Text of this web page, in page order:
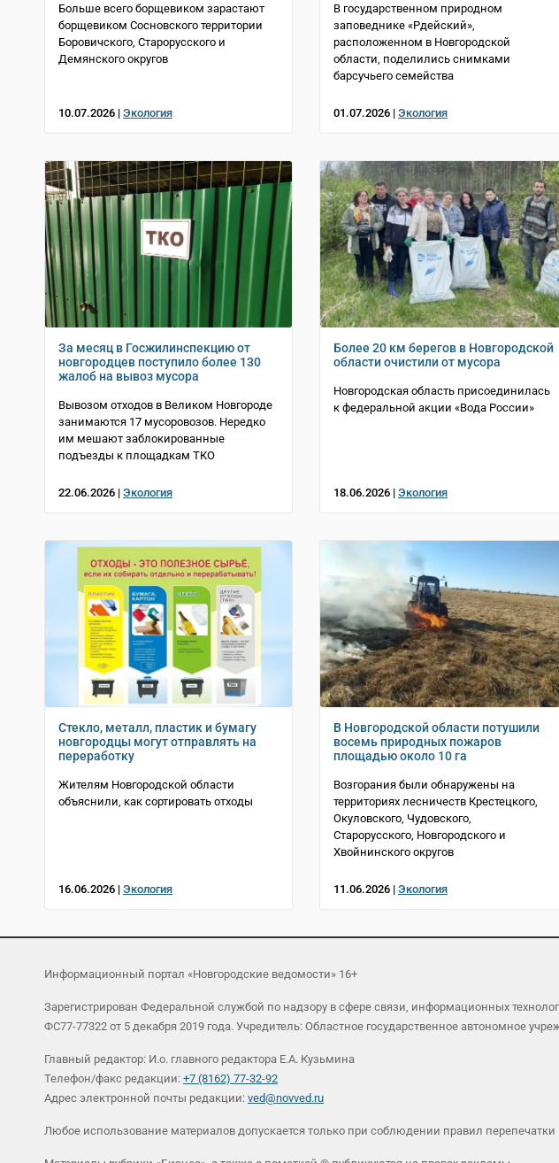
Больше всего борщевиком зарастают
борщевиком Сосновского территории
Боровичского, Старорусского и
Демянского округов
10.07.2026 | Экология
В государственном природном
заповеднике «Рдейский»,
расположенном в Новгородской
области, поделились снимками
барсучьего семейства
01.07.2026 | Экология
За месяц в Госжилинспекцию от
новгородцев поступило более 130
жалоб на вывоз мусора
Вывозом отходов в Великом Новгороде
занимаются 17 мусоровозов. Нередко
им мешают заблокированные
подъезды к площадкам ТКО
22.06.2026 | Экология
Более 20 км берегов в Новгородской
области очистили от мусора
Новгородская область присоединилась
к федеральной акции «Вода России»
18.06.2026 | Экология
Стекло, металл, пластик и бумагу
новгородцы могут отправлять на
переработку
Жителям Новгородской области
объяснили, как сортировать отходы
16.06.2026 | Экология
В Новгородской области потушили
восемь природных пожаров
площадью около 10 га
Возгорания были обнаружены на
территориях лесничеств Крестецкого,
Окуловского, Чудовского,
Старорусского, Новгородского и
Хвойнинского округов
11.06.2026 | Экология
Информационный портал «Новгородские ведомости» 16+
Зарегистрирован Федеральной службой по надзору в сфере связи, информационных
ФС77-77322 от 5 декабря 2019 года. Учредитель: Областное государственное автономное
Главный редактор: И.о. главного редактора Е.А. Кузьмина
Телефон/факс редакции: +7 (8162) 77-32-92
Адрес электронной почты редакции: ved@novved.ru
Любое использование материалов допускается только при соблюдении правил